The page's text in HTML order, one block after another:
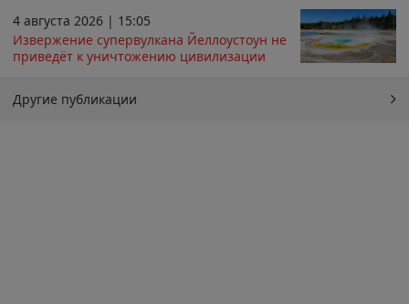
4 августа 2026 | 15:05
Извержение супервулкана Йеллоустоун не
приведёт к уничтожению цивилизации
Другие публикации